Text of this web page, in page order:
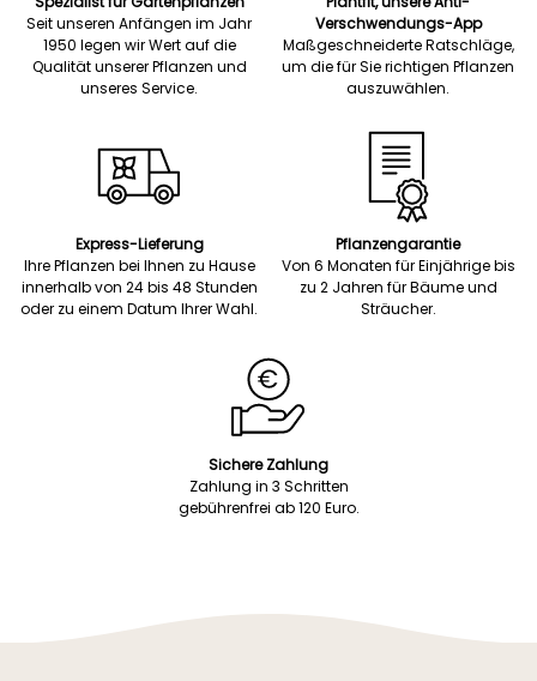
Seit unseren Anfängen im Jahr
1950 legen wir Wert auf die
Qualität unserer Pflanzen und
unseres Service.
Verschwendungs-App
Maßgeschneiderte Ratschläge,
um die für Sie richtigen Pflanzen
auszuwählen.
Express-Lieferung
Ihre Pflanzen bei Ihnen zu Hause
innerhalb von 24 bis 48 Stunden
oder zu einem Datum Ihrer Wahl.
Pflanzengarantie
Von 6 Monaten für Einjährige bis
zu 2 Jahren für Bäume und
Sträucher.
Sichere Zahlung
Zahlung in 3 Schritten
gebührenfrei ab 120 Euro.